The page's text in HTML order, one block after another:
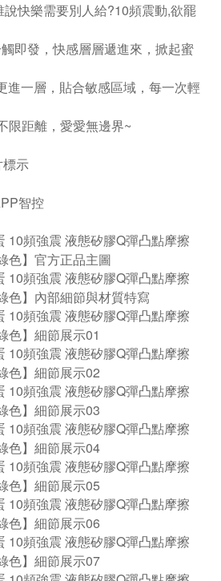
快樂需要別人給?10頻震動,欲罷
即發，快感層層遞進來，掀起蜜
進一層，貼合敏感區域，每一次輕
限距離，愛愛無邊界~
示
智控